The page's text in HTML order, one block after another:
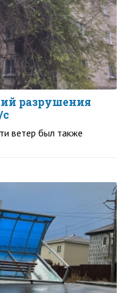
разрушения
ветер был также